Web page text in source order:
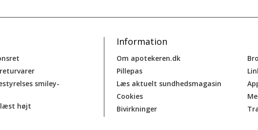
smiley-
læst højt
Information
Om apotekeren.dk
Pillepas
Læs aktuelt sundhedsmagasin
Cookies
Bivirkninger